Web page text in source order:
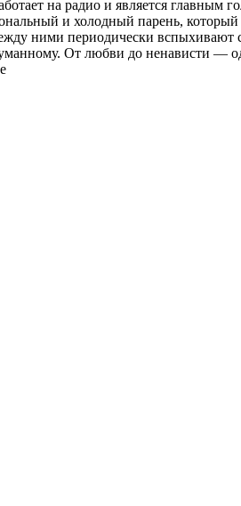
на радио и является главным
и холодный парень, который
ними периодически
От любви до ненависти